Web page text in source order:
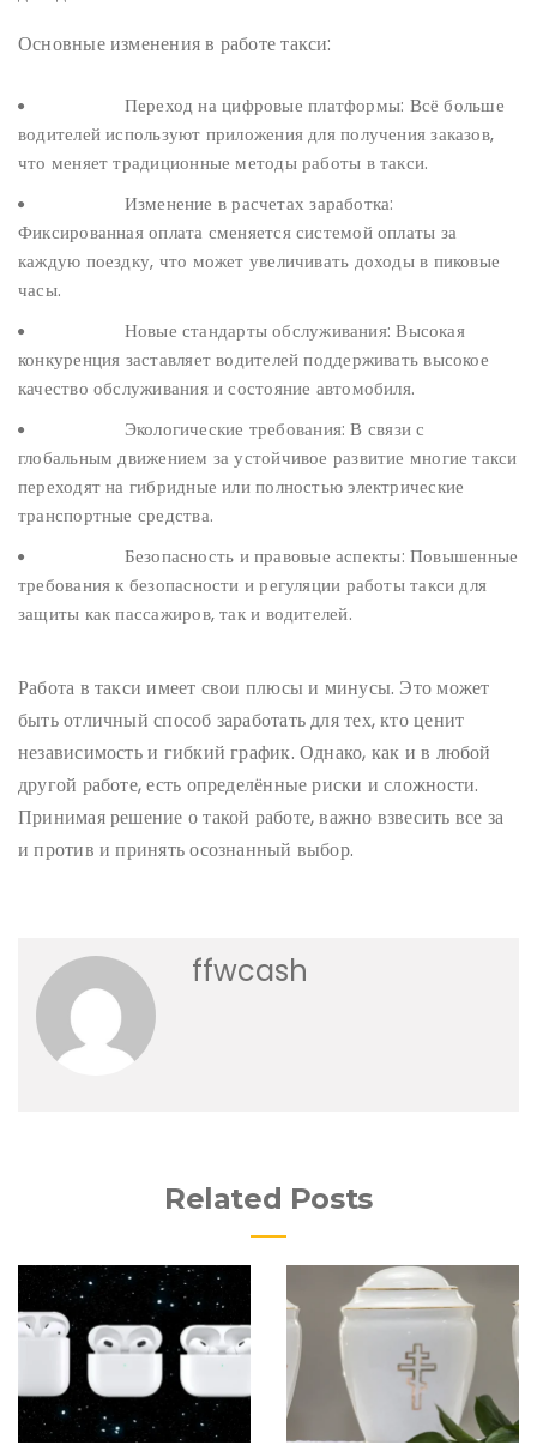
Основные изменения в работе такси:
Переход на цифровые платформы: Всё больше
водителей используют приложения для получения заказов,
что меняет традиционные методы работы в такси.
Изменение в расчетах заработка:
Фиксированная оплата сменяется системой оплаты за
каждую поездку, что может увеличивать доходы в пиковые
часы.
Новые стандарты обслуживания: Высокая
конкуренция заставляет водителей поддерживать высокое
качество обслуживания и состояние автомобиля.
Экологические требования: В связи с
глобальным движением за устойчивое развитие многие такси
переходят на гибридные или полностью электрические
транспортные средства.
Безопасность и правовые аспекты: Повышенные
требования к безопасности и регуляции работы такси для
защиты как пассажиров, так и водителей.
Работа в такси имеет свои плюсы и минусы. Это может
быть отличный способ заработать для тех, кто ценит
независимость и гибкий график. Однако, как и в любой
другой работе, есть определённые риски и сложности.
Принимая решение о такой работе, важно взвесить все за
и против и принять осознанный выбор.
ffwcash
Related Posts